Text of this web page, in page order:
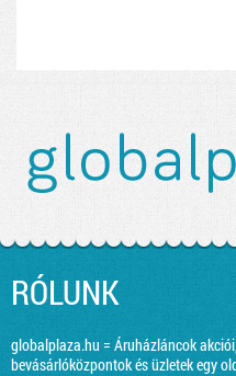
RÓLUNK
globalplaza.hu = Áruházláncok
bevásárlóközpontok és üzletek egy